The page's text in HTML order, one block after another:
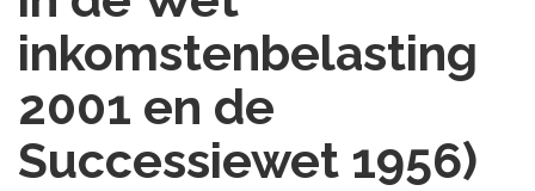
inkomstenbelasting
2001 en de
Successiewet 1956)